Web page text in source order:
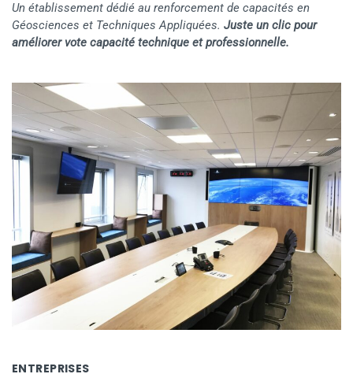
Un établissement dédié au renforcement de capacités en
Géosciences et Techniques Appliquées. Juste un clic pour
améliorer vote capacité technique et professionnelle.
ENTREPRISES